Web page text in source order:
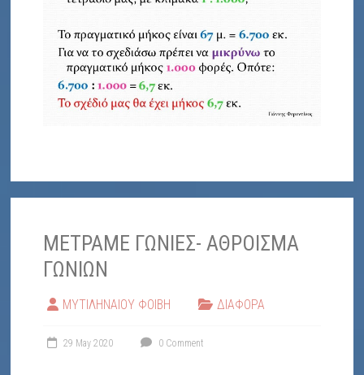
ΜΕΤΡΑΜΕ ΓΩΝΙΕΣ- ΑΘΡΟΙΣΜΑ
ΓΩΝΙΩΝ
ΜΥΤΙΛΗΝΑΙΟΥ ΦΟΙΒΗ ΔΙΑΦΟΡΑ
29 May 2020 0 Comment